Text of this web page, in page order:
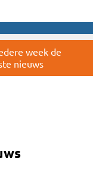
week de
nieuws